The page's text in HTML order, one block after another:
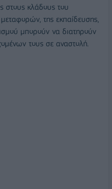
στους κλάδους του
της εκπαίδευσης,
μπορούν να διατηρούν
τους σε αναστολή.